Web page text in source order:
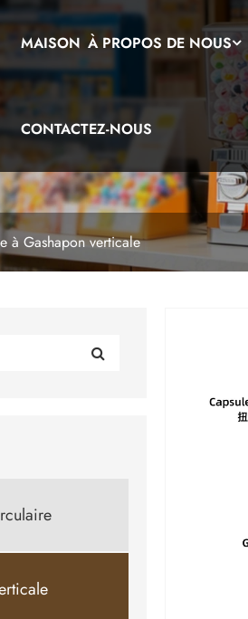
MAISON À PROPOS DE NOUS
CONTACTEZ-NOUS
à Gashapon verticale